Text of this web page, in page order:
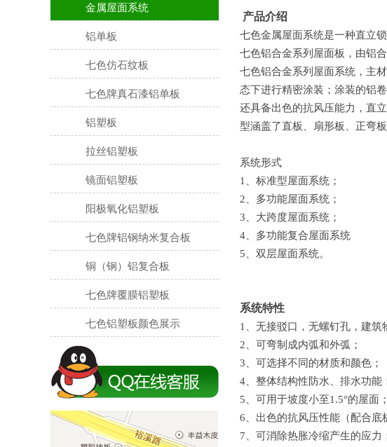
金属屋面系统
铝单板
七色仿石纹板
七色牌真石漆铝单板
铝塑板
拉丝铝塑板
镜面铝塑板
阳极氧化铝塑板
七色牌铝钢纳米复合板
铜（钢）铝复合板
七色牌覆膜铝塑板
七色铝塑板颜色展示
产品介绍
七色金属屋面系统是一种直立
七色铝合金系列屋面板，由铝
七色铝合金系列屋面系统，主
态下进行精密涂装；涂装的铝
还具备出色的抗风压能力，直
型涵盖了直板、扇形板、正弯
系统形式
1、标准型屋面系统；
2、多功能屋面系统；
3、大跨度屋面系统；
4、多功能复合屋面系统
5、双层屋面系统。
系统特性
1、无接驳口，无螺钉孔，建筑
2、可弯制成内弧和外弧；
3、可选择不同的材质和颜色；
4、整体结构性防水、排水功能
5、可用于坡度小至1.5°的屋面；
6、出色的抗风压性能（配合底
7、可消除热胀冷缩产生的应力